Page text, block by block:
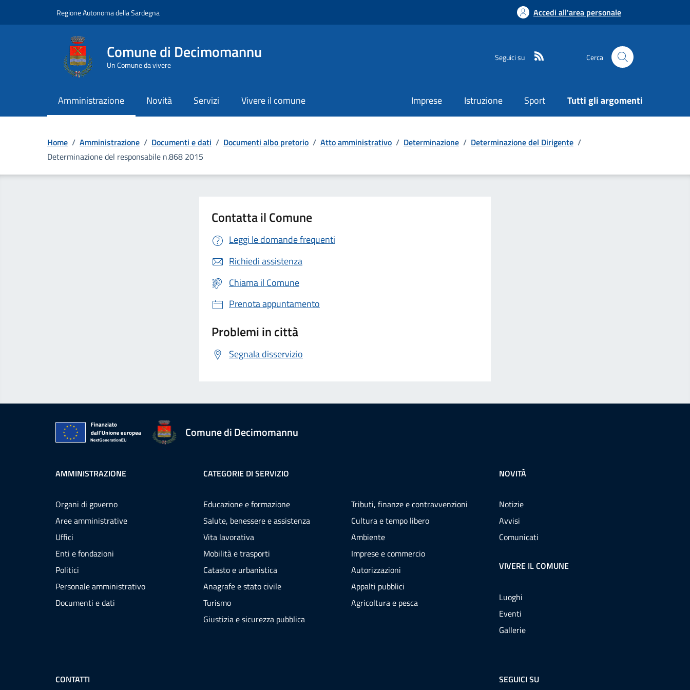
Regione Autonoma della Sardegna Accedi all'area personale
Comune di Decimomannu
Un Comune da vivere
Seguici su Cerca
Amministrazione Novità Servizi Vivere il comune Imprese Istruzione Sport Tutti gli argomenti
Home / Amministrazione / Documenti e dati / Documenti albo pretorio / Atto amministrativo / Determinazione / Determinazione del Dirigente /
Determinazione del responsabile n.868 2015
Contatta il Comune
Leggi le domande frequenti
Richiedi assistenza
Chiama il Comune
Prenota appuntamento
Problemi in città
Segnala disservizio
Comune di Decimomannu
AMMINISTRAZIONE
Organi di governo
Aree amministrative
Uffici
Enti e fondazioni
Politici
Personale amministrativo
Documenti e dati
CATEGORIE DI SERVIZIO
Educazione e formazione
Salute, benessere e assistenza
Vita lavorativa
Mobilità e trasporti
Catasto e urbanistica
Anagrafe e stato civile
Turismo
Giustizia e sicurezza pubblica
Tributi, finanze e contravvenzioni
Cultura e tempo libero
Ambiente
Imprese e commercio
Autorizzazioni
Appalti pubblici
Agricoltura e pesca
NOVITÀ
Notizie
Avvisi
Comunicati
VIVERE IL COMUNE
Luoghi
Eventi
Gallerie
CONTATTI SEGUICI SU